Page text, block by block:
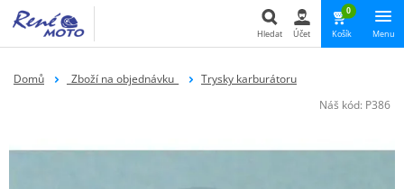
Hledat Účet
0
Košík Menu
Domů _Zboží na objednávku_
Trysky karburátoru
Náš kód: P386